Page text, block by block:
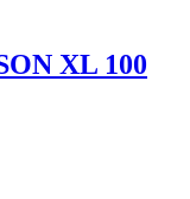
XL 100